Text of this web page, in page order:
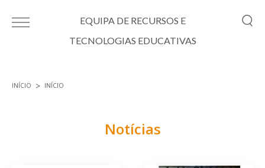
EQUIPA DE RECURSOS E
TECNOLOGIAS EDUCATIVAS
INÍCIO INÍCIO
Notícias